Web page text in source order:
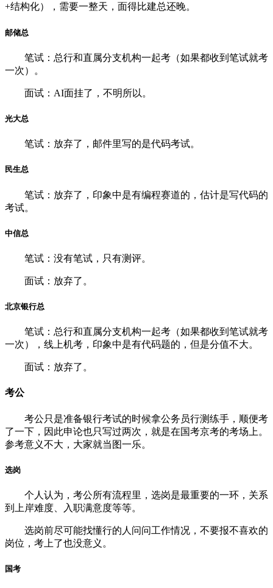
+结构化），需要一整天，面得比建总还晚。
邮储总
笔试：总行和直属分支机构一起考（如果都收到笔试就考
一次）。
面试：AI面挂了，不明所以。
光大总
笔试：放弃了，邮件里写的是代码考试。
民生总
笔试：放弃了，印象中是有编程赛道的，估计是写代码的
考试。
中信总
笔试：没有笔试，只有测评。
面试：放弃了。
北京银行总
笔试：总行和直属分支机构一起考（如果都收到笔试就考
一次），线上机考，印象中是有代码题的，但是分值不大。
面试：放弃了。
考公
考公只是准备银行考试的时候拿公务员行测练手，顺便考
了一下，因此申论也只写过两次，就是在国考京考的考场上。
参考意义不大，大家就当图一乐。
选岗
个人认为，考公所有流程里，选岗是最重要的一环，关系
到上岸难度、入职满意度等等。
选岗前尽可能找懂行的人问问工作情况，不要报不喜欢的
岗位，考上了也没意义。
国考